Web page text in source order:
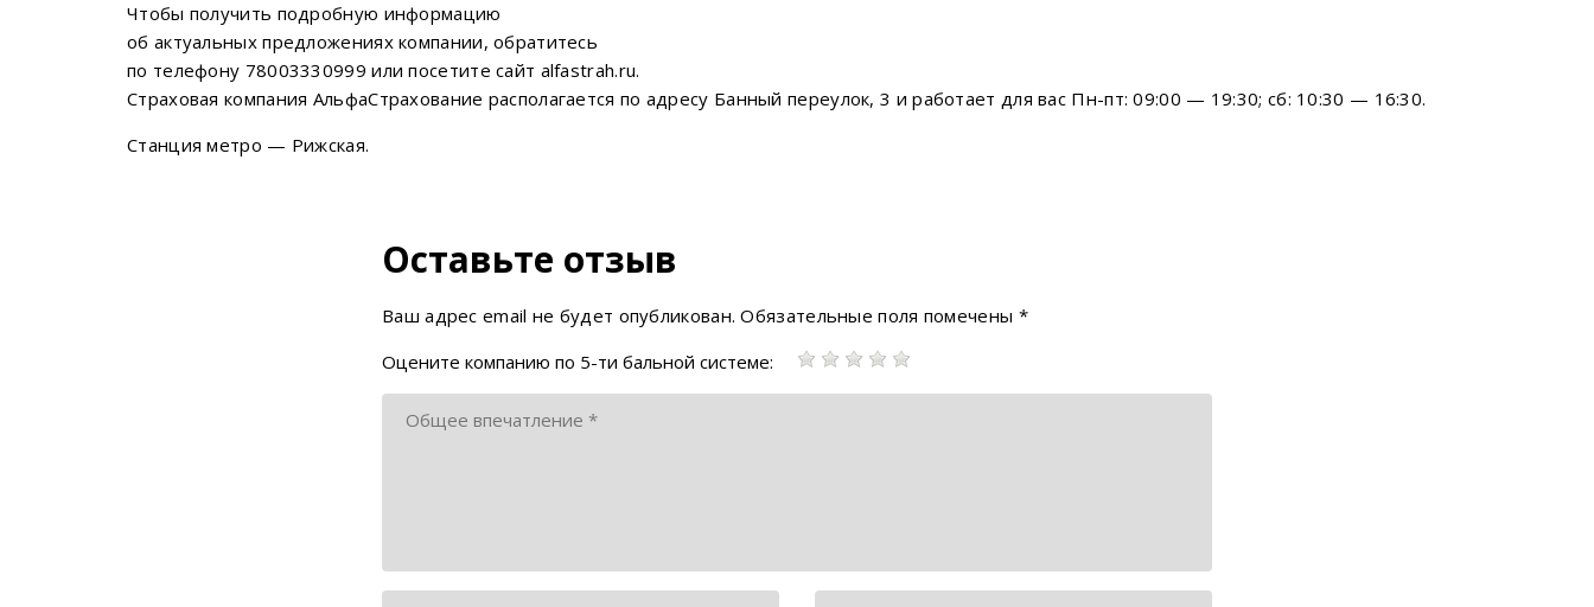
Чтобы получить подробную информацию
об актуальных предложениях компании, обратитесь
по телефону 78003330999 или посетите сайт alfastrah.ru.
Страховая компания АльфаСтрахование располагается по адресу Банный переулок, 3 и работает для вас Пн-пт: 09:00 — 19:30; сб: 10:30 — 16:30.
Станция метро — Рижская.
Оставьте отзыв
Ваш адрес email не будет опубликован. Обязательные поля помечены *
Оцените компанию по 5-ти бальной системе: